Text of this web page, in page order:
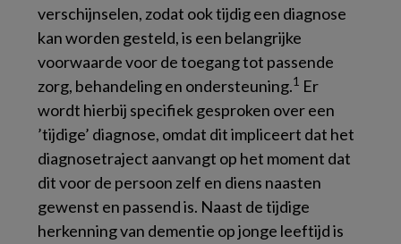
verschijnselen, zodat ook tijdig een diagnose
kan worden gesteld, is een belangrijke
voorwaarde voor de toegang tot passende
zorg, behandeling en ondersteuning.1 Er
wordt hierbij specifiek gesproken over een
’tijdige’ diagnose, omdat dit impliceert dat het
diagnosetraject aanvangt op het moment dat
dit voor de persoon zelf en diens naasten
gewenst en passend is. Naast de tijdige
herkenning van dementie op jonge leeftijd is